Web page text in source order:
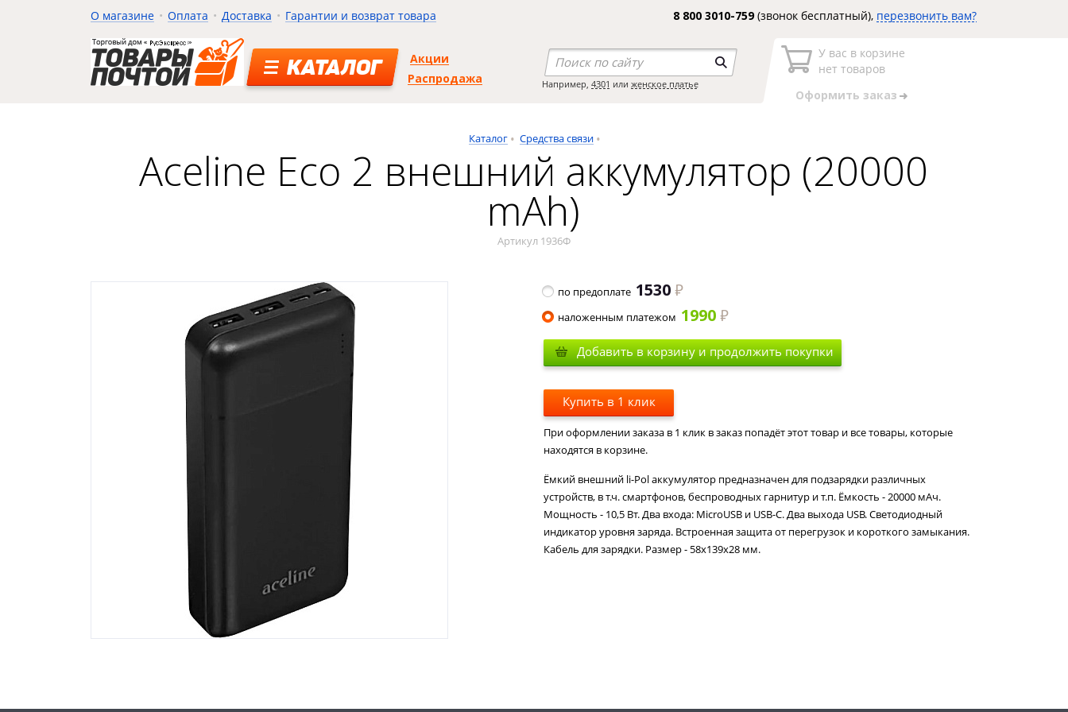
О магазине Оплата Доставка Гарантии и возврат товара 8 800 3010-759(звонок бесплатный), перезвонить вам?
КАТАЛОГ
Акции
Распродажа
Например, 4301 или женское платье
У вас в корзине
нет товаров
Оформить заказ
Каталог Средства связи
Aceline Eco 2 внешний аккумулятор (20000
mAh)
Артикул 1936Ф
по предоплате 1530
наложенным платежом 1990
Добавить в корзину и продолжить покупки
Купить в 1 клик
При оформлении заказа в 1 клик в заказ попадёт этот товар и все товары, которые
находятся в корзине.
Ёмкий внешний li-Pol аккумулятор предназначен для подзарядки различных
устройств, в т.ч. смартфонов, беспроводных гарнитур и т.п. Ёмкость - 20000 мАч.
Мощность - 10,5 Вт. Два входа: MicroUSB и USB-C. Два выхода USB. Светодиодный
индикатор уровня заряда. Встроенная защита от перегрузок и короткого замыкания.
Кабель для зарядки. Размер - 58х139х28 мм.